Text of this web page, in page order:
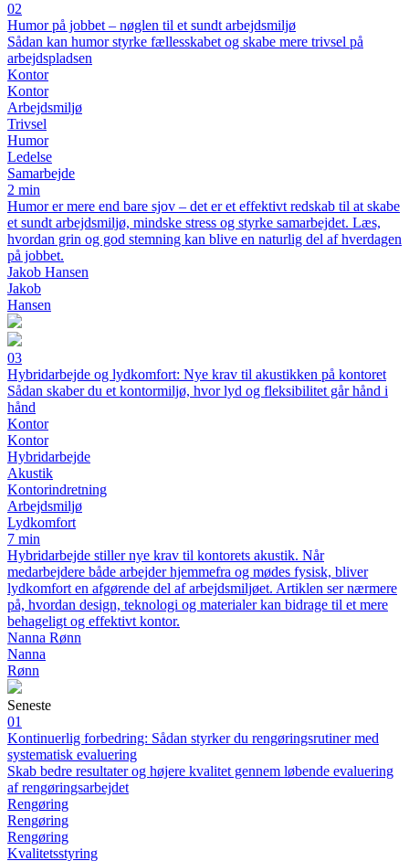
02
Humor på jobbet – nøglen til et sundt arbejdsmiljø
Sådan kan humor styrke fællesskabet og skabe mere trivsel på
arbejdspladsen
Kontor
Kontor
Arbejdsmiljø
Trivsel
Humor
Ledelse
Samarbejde
2 min
Humor er mere end bare sjov – det er et effektivt redskab til at skabe
et sundt arbejdsmiljø, mindske stress og styrke samarbejdet. Læs,
hvordan grin og god stemning kan blive en naturlig del af hverdagen
på jobbet.
Jakob Hansen
Jakob
Hansen
03
Hybridarbejde og lydkomfort: Nye krav til akustikken på kontoret
Sådan skaber du et kontormiljø, hvor lyd og fleksibilitet går hånd i
hånd
Kontor
Kontor
Hybridarbejde
Akustik
Kontorindretning
Arbejdsmiljø
Lydkomfort
7 min
Hybridarbejde stiller nye krav til kontorets akustik. Når
medarbejdere både arbejder hjemmefra og mødes fysisk, bliver
lydkomfort en afgørende del af arbejdsmiljøet. Artiklen ser nærmere
på, hvordan design, teknologi og materialer kan bidrage til et mere
behageligt og effektivt kontor.
Nanna Rønn
Nanna
Rønn
Seneste
01
Kontinuerlig forbedring: Sådan styrker du rengøringsrutiner med
systematisk evaluering
Skab bedre resultater og højere kvalitet gennem løbende evaluering
af rengøringsarbejdet
Rengøring
Rengøring
Rengøring
Kvalitetsstyring